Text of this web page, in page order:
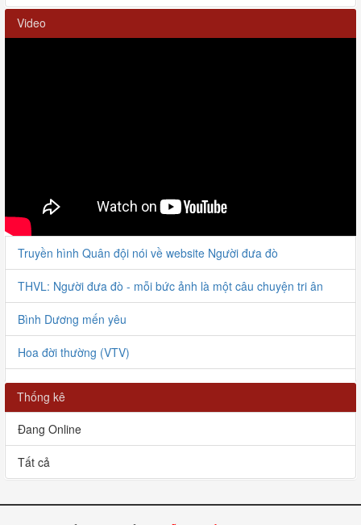
Video
Truyền hình Quân đội nói về website Người đưa đò
THVL: Người đưa đò - mỗi bức ảnh là một câu chuyện tri ân
Bình Dương mến yêu
Hoa đời thường (VTV)
Người đưa đò giao lưu với VOV
Thống kê
Đang Online
Tất cả